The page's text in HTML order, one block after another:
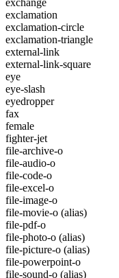
exchange
exclamation
exclamation-circle
exclamation-triangle
external-link
external-link-square
eye
eye-slash
eyedropper
fax
female
fighter-jet
file-archive-o
file-audio-o
file-code-o
file-excel-o
file-image-o
file-movie-o (alias)
file-pdf-o
file-photo-o (alias)
file-picture-o (alias)
file-powerpoint-o
file-sound-o (alias)